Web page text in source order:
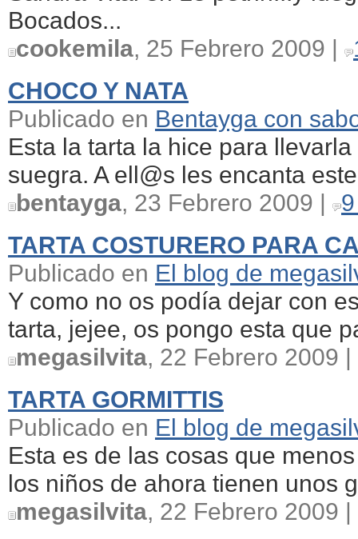
Bocados...
cookemila, 25 Febrero 2009 |
CHOCO Y NATA
Publicado en Bentayga con
Esta la tarta la hice para
suegra. A ell@s les encanta
bentayga, 23 Febrero 2009 |
TARTA COSTURERO PARA
Publicado en El blog de
Y como no os podía dejar con
tarta, jejee, os pongo esta que
megasilvita, 22 Febrero 2009 |
TARTA GORMITTIS
Publicado en El blog de
Esta es de las cosas que
los niños de ahora tienen unos
megasilvita, 22 Febrero 2009 |